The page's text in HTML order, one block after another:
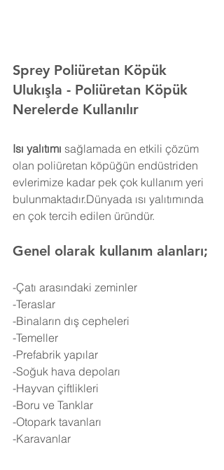
Sprey Poliüretan Köpük
Ulukışla - Poliüretan Köpük
Nerelerde Kullanılır
Isı yalıtımı sağlamada en etkili çözüm
olan poliüretan köpüğün endüstriden
evlerimize kadar pek çok kullanım yeri
bulunmaktadır.Dünyada ısı yalıtımında
en çok tercih edilen üründür.
Genel olarak kullanım alanları;
-Çatı arasındaki zeminler
-Teraslar
-Binaların dış cepheleri
-Temeller
-Prefabrik yapılar
-Soğuk hava depoları
-Hayvan çiftlikleri
-Boru ve Tanklar
-Otopark tavanları
-Karavanlar